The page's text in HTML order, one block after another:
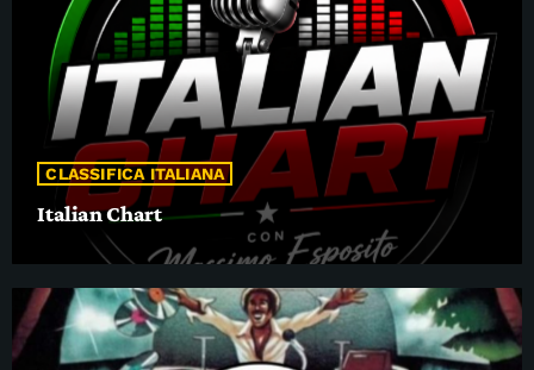
CLASSIFICA ITALIANA
Italian Chart